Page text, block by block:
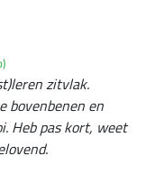
zitvlak.
bovenbenen en
Heb pas kort, weet